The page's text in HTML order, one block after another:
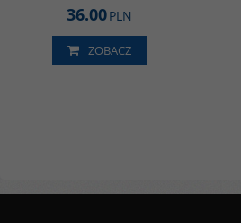
36.00PLN
ZOBACZ